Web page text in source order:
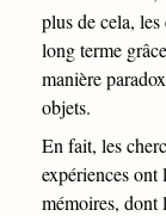
plus de cela,
long terme
manière
objets.
En fait, les
expériences ont
mémoires, dont